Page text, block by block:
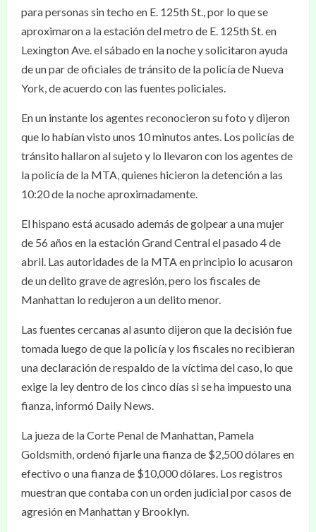
para personas sin techo en E. 125th St., por lo que se
aproximaron a la estación del metro de E. 125th St. en
Lexington Ave. el sábado en la noche y solicitaron ayuda
de un par de oficiales de tránsito de la policía de Nueva
York, de acuerdo con las fuentes policiales.
En un instante los agentes reconocieron su foto y dijeron
que lo habían visto unos 10 minutos antes. Los policías de
tránsito hallaron al sujeto y lo llevaron con los agentes de
la policía de la MTA, quienes hicieron la detención a las
10:20 de la noche aproximadamente.
El hispano está acusado además de golpear a una mujer
de 56 años en la estación Grand Central el pasado 4 de
abril. Las autoridades de la MTA en principio lo acusaron
de un delito grave de agresión, pero los fiscales de
Manhattan lo redujeron a un delito menor.
Las fuentes cercanas al asunto dijeron que la decisión fue
tomada luego de que la policía y los fiscales no recibieran
una declaración de respaldo de la víctima del caso, lo que
exige la ley dentro de los cinco días si se ha impuesto una
fianza, informó Daily News.
La jueza de la Corte Penal de Manhattan, Pamela
Goldsmith, ordenó fijarle una fianza de $2,500 dólares en
efectivo o una fianza de $10,000 dólares. Los registros
muestran que contaba con un orden judicial por casos de
agresión en Manhattan y Brooklyn.